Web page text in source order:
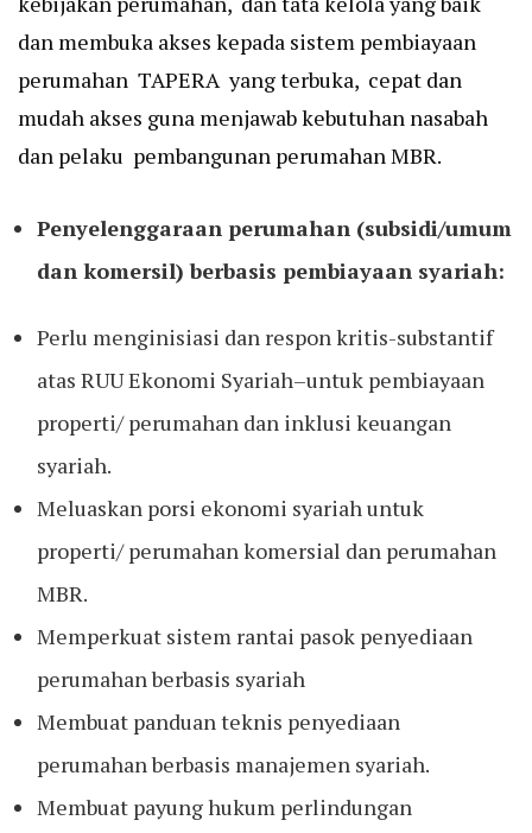
dan membuka akses kepada sistem pembiayaan
perumahan TAPERA yang terbuka, cepat dan
mudah akses guna menjawab kebutuhan nasabah
dan pelaku pembangunan perumahan MBR.
Penyelenggaraan perumahan (subsidi/umum
dan komersil) berbasis pembiayaan syariah:
Perlu menginisiasi dan respon kritis-substantif
atas RUU Ekonomi Syariah–untuk pembiayaan
properti/ perumahan dan inklusi keuangan
syariah.
Meluaskan porsi ekonomi syariah untuk
properti/ perumahan komersial dan perumahan
MBR.
Memperkuat sistem rantai pasok penyediaan
perumahan berbasis syariah
Membuat panduan teknis penyediaan
perumahan berbasis manajemen syariah.
Membuat payung hukum perlindungan